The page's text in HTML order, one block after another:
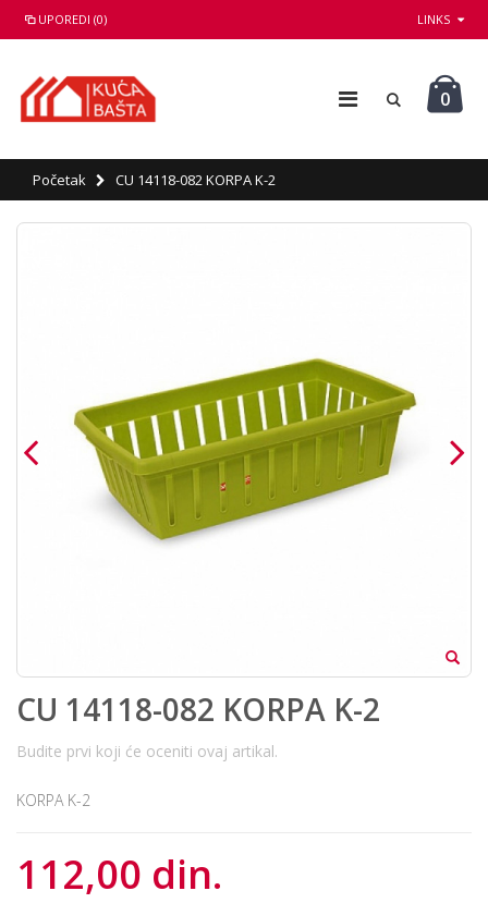
UPOREDI (0) LINKS
0
Početak CU 14118-082 KORPA K-2
CU 14118-082 KORPA K-2
Budite prvi koji će oceniti ovaj artikal.
KORPA K-2
112,00 din.